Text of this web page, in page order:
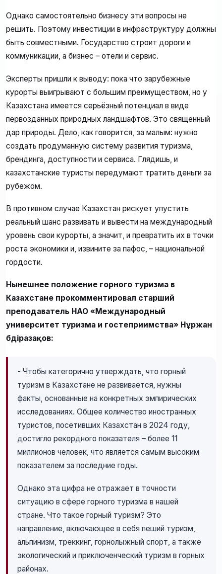
Однако самостоятельно бизнесу эти вопросы не
решить. Поэтому инвестиции в инфраструктуру должны
быть совместными. Государство строит дороги и
коммуникации, а бизнес – отели и сервис.
Эксперты пришли к выводу: пока что зарубежные
курорты выигрывают с большим преимуществом, но у
Казахстана имеется серьёзный потенциал в виде
первозданных природных ландшафтов. Это священный
дар природы. Дело, как говорится, за малым: нужно
создать продуманную систему развития туризма,
брендинга, доступности и сервиса. Глядишь, и
казахстанские туристы передумают тратить деньги за
рубежом.
В противном случае Казахстан рискует упустить
реальный шанс развивать и вывести на международный
уровень свои курорты, а значит, и превратить их в точки
роста экономики и, извините за пафос, – национальной
гордости.
Нынешнее положение горного туризма в
Казахстане прокомментировал старший
преподаватель НАО «Международный
университет туризма и гостеприимства» Нұржан
Әбдіразақов:
- Чтобы категорично утверждать, что горный
туризм в Казахстане не развивается, нужны
факты, основанные на конкретных эмпирических
исследованиях. Общее количество иностранных
туристов, посетивших Казахстан в 2024 году,
достигло рекордного показателя – более 11
миллионов человек, что является самым высоким
показателем за последние годы.
Однако эта цифра не отражает в точности
ситуацию в сфере горного туризма в нашей
стране. Что такое горный туризм? Это
направление, включающее в себя пеший туризм,
альпинизм, треккинг, горнолыжный спорт, а также
экологический и приключенческий туризм в горных
районах.